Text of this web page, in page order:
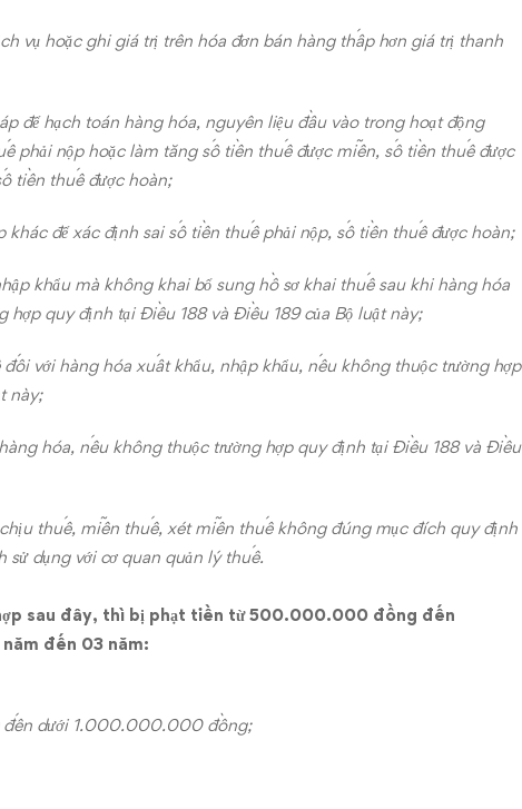
vụ hoặc ghi giá trị trên hóa đơn bán hàng thấp hơn giá trị thanh
để hạch toán hàng hóa, nguyên liệu đầu vào trong hoạt động
phải nộp hoặc làm tăng số tiền thuế được miễn, số tiền thuế được
tiền thuế được hoàn;
để xác định sai số tiền thuế phải nộp, số tiền thuế được hoàn;
khẩu mà không khai bổ sung hồ sơ khai thuế sau khi hàng hóa
quy định tại Điều 188 và Điều 189 của Bộ luật này;
với hàng hóa xuất khẩu, nhập khẩu, nếu không thuộc trường hợp
này;
hóa, nếu không thuộc trường hợp quy định tại Điều 188 và Điều
thuế, miễn thuế, xét miễn thuế không đúng mục đích quy định
dụng với cơ quan quản lý thuế.
sau đây, thì bị phạt tiền từ 500.000.000 đồng đến
đến 03 năm:
dưới 1.000.000.000 đồng;